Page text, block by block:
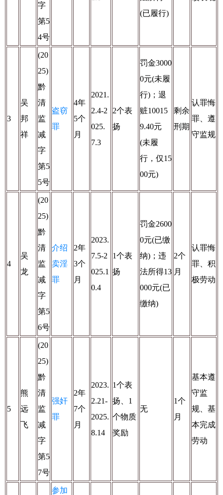
字
第5
4号
(已履行)
3
吴
邦
祥
(20
25)
黔
清
监
减
字
第5
5号
盗窃
罪
4年
5个
月
2021.
2.4-2
025.
7.3
2个表
扬
罚金3000
0元(未履
行)；退
赃10015
9.40元
(未履
行，仅15
00元)
剩余
刑期
认罪悔
罪、遵
守监规
4
吴
龙
(20
25)
黔
清
监
减
字
第5
6号
介绍
卖淫
罪
2年
3个
月
2023.
7.5-2
025.1
0.4
1个表
扬
罚金2600
0元(已缴
纳)；违
法所得13
000元(已
缴纳)
2个
月
认罪悔
罪、积
极劳动
5
熊
远
飞
(20
25)
黔
清
监
减
字
第5
7号
强奸
罪
2年
7个
月
2023.
2.21-
2025.
8.14
1个表
扬、1
个物质
奖励
无
1个
月
基本遵
守监
规、基
本完成
劳动
参加